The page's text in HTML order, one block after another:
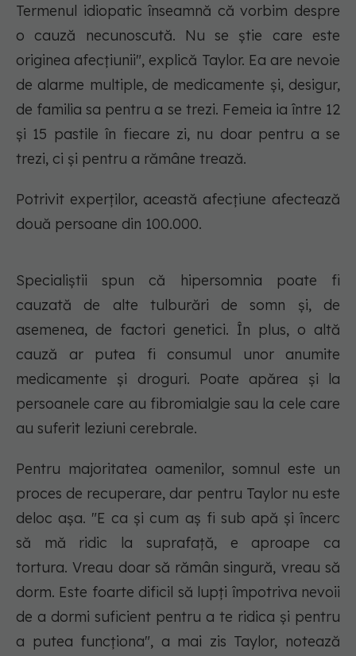
Termenul idiopatic înseamnă că vorbim despre
o cauză necunoscută. Nu se știe care este
originea afecțiunii", explică Taylor. Ea are nevoie
de alarme multiple, de medicamente și, desigur,
de familia sa pentru a se trezi. Femeia ia între 12
și 15 pastile în fiecare zi, nu doar pentru a se
trezi, ci și pentru a rămâne trează.
Potrivit experților, această afecțiune afectează
două persoane din 100.000.
Specialiștii spun că hipersomnia poate fi
cauzată de alte tulburări de somn și, de
asemenea, de factori genetici. În plus, o altă
cauză ar putea fi consumul unor anumite
medicamente și droguri. Poate apărea și la
persoanele care au fibromialgie sau la cele care
au suferit leziuni cerebrale.
Pentru majoritatea oamenilor, somnul este un
proces de recuperare, dar pentru Taylor nu este
deloc așa. "E ca și cum aș fi sub apă și încerc
să mă ridic la suprafață, e aproape ca
tortura. Vreau doar să rămân singură, vreau să
dorm. Este foarte dificil să lupți împotriva nevoii
de a dormi suficient pentru a te ridica și pentru
a putea funcționa", a mai zis Taylor, notează